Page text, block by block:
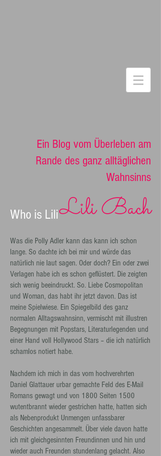
Ein Blog vom Überleben am
Rande des ganz alltäglichen
Wahnsinns
Lili Bach
Who is Lili
Was die Polly Adler kann das kann ich schon
lange. So dachte ich bei mir und würde das
natürlich nie laut sagen. Oder doch? Ein oder zwei
Verlagen habe ich es schon geflüstert. Die zeigten
sich wenig beeindruckt. So. Liebe Cosmopolitan
und Woman, das habt ihr jetzt davon. Das ist
meine Spielwiese. Ein Spiegelbild des ganz
normalen Alltagswahnsinn, vermischt mit illustren
Begegnungen mit Popstars, Literaturlegenden und
einer Hand voll Hollywood Stars – die ich natürlich
schamlos notiert habe.
Nachdem ich mich in das vom hochverehrten
Daniel Glattauer urbar gemachte Feld des E-Mail
Romans gewagt und von 1800 Seiten 1500
wutentbrannt wieder gestrichen hatte, hatten sich
als Nebenprodukt Unmengen unfassbarer
Geschichten angesammelt. Über viele davon hatte
ich mit gleichgesinnten Freundinnen und hin und
wieder auch Freunden stundenlang gelacht. Also